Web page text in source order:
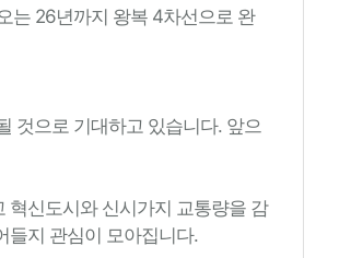
는 26년까지 왕복 4차선으로 완
것으로 기대하고 있습니다. 앞으
혁신도시와 신시가지 교통량을 감
들지 관심이 모아집니다.